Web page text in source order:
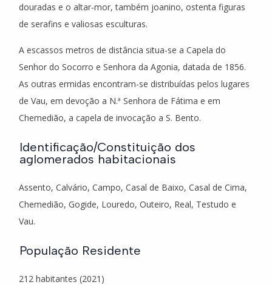
douradas e o altar-mor, também joanino, ostenta figuras
de serafins e valiosas esculturas.
A escassos metros de distância situa-se a Capela do
Senhor do Socorro e Senhora da Agonia, datada de 1856.
As outras ermidas encontram-se distribuídas pelos lugares
de Vau, em devoção a N.ª Senhora de Fátima e em
Chemedião, a capela de invocação a S. Bento.
Identificação/Constituição dos
aglomerados habitacionais
Assento, Calvário, Campo, Casal de Baixo, Casal de Cima,
Chemedião, Gogide, Louredo, Outeiro, Real, Testudo e
Vau.
População Residente
212 habitantes (2021)